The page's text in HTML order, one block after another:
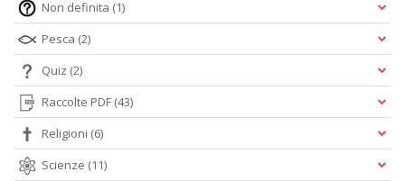
Non definita (1)
Pesca (2)
Quiz (2)
Raccolte PDF (43)
Religioni (6)
Scienze (11)